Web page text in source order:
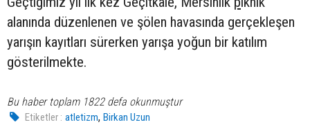
alanında düzenlenen ve şölen havasında gerçekleşen
yarışın kayıtları sürerken yarışa yoğun bir katılım
gösterilmekte.
Bu haber toplam 1822 defa okunmuştur
Etiketler : atletizm,Birkan Uzun